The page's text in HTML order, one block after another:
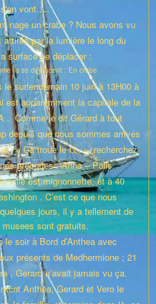
vont.....
nage un crabe ? Nous avons vu
par la lumière le long du
surface se déplacer :
ils se déplacent : En crabe
le surlendemain 10 juin à 13H00 à
est apparemment la capitale de la
. Comme le dit Gérard à tout
depuis que nous sommes arrivés
: « Ça troue le C.. » recherchez
grecques : Anna – Polis.
ville est mignonnette, et à 40
.C’est ce que nous
jours, il y a tellement de
sont gratuits.
le soir à Bord d’Anthea avec
présents de Medhermione ; 21
, Gerard n’avait jamais vu ça.
Anthea, Gerard et Vero le